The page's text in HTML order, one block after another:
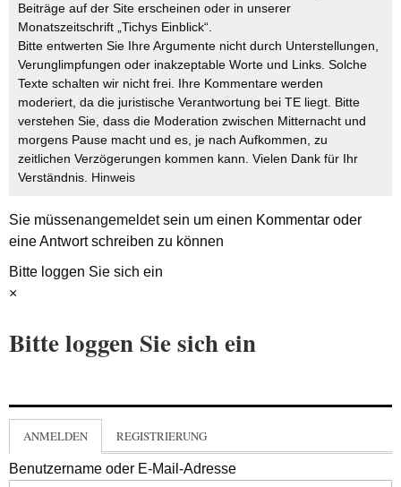
Beiträge auf der Site erscheinen oder in unserer
Monatszeitschrift „Tichys Einblick“.
Bitte entwerten Sie Ihre Argumente nicht durch Unterstellungen,
Verunglimpfungen oder inakzeptable Worte und Links. Solche
Texte schalten wir nicht frei. Ihre Kommentare werden
moderiert, da die juristische Verantwortung bei TE liegt. Bitte
verstehen Sie, dass die Moderation zwischen Mitternacht und
morgens Pause macht und es, je nach Aufkommen, zu
zeitlichen Verzögerungen kommen kann. Vielen Dank für Ihr
Verständnis. Hinweis
Sie müssenangemeldetsein um einen Kommentar oder
eine Antwort schreiben zu können
Bitte loggen Sie sich ein
×
Bitte loggen Sie sich ein
ANMELDEN REGISTRIERUNG
Benutzername oder E-Mail-Adresse